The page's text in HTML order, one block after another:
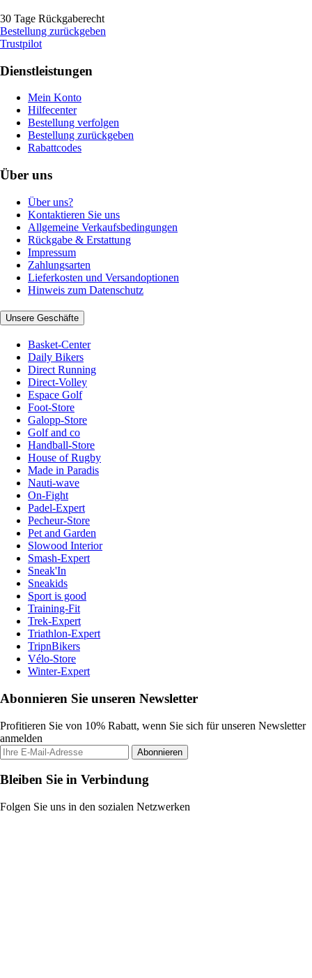
30 Tage Rückgaberecht
Bestellung zurückgeben
Trustpilot
Dienstleistungen
Mein Konto
Hilfecenter
Bestellung verfolgen
Bestellung zurückgeben
Rabattcodes
Über uns
Über uns?
Kontaktieren Sie uns
Allgemeine Verkaufsbedingungen
Rückgabe & Erstattung
Impressum
Zahlungsarten
Lieferkosten und Versandoptionen
Hinweis zum Datenschutz
Unsere Geschäfte
Basket-Center
Daily Bikers
Direct Running
Direct-Volley
Espace Golf
Foot-Store
Galopp-Store
Golf and co
Handball-Store
House of Rugby
Made in Paradis
Nauti-wave
On-Fight
Padel-Expert
Pecheur-Store
Pet and Garden
Slowood Interior
Smash-Expert
Sneak'In
Sneakids
Sport is good
Training-Fit
Trek-Expert
Triathlon-Expert
TripnBikers
Vélo-Store
Winter-Expert
Abonnieren Sie unseren Newsletter
Profitieren Sie von 10% Rabatt, wenn Sie sich für unseren Newsletter
anmelden
Abonnieren
Bleiben Sie in Verbindung
Folgen Sie uns in den sozialen Netzwerken